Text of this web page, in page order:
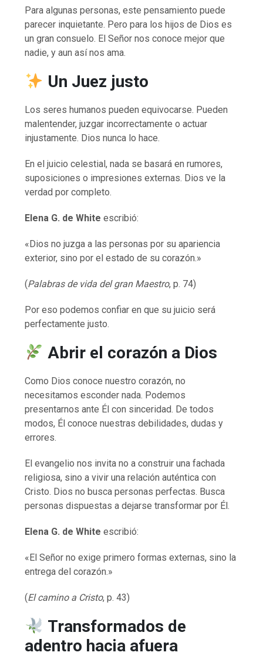
Para algunas personas, este pensamiento puede
parecer inquietante. Pero para los hijos de Dios es
un gran consuelo. El Señor nos conoce mejor que
nadie, y aun así nos ama.
Un Juez justo
Los seres humanos pueden equivocarse. Pueden
malentender, juzgar incorrectamente o actuar
injustamente. Dios nunca lo hace.
En el juicio celestial, nada se basará en rumores,
suposiciones o impresiones externas. Dios ve la
verdad por completo.
Elena G. de White escribió:
«Dios no juzga a las personas por su apariencia
exterior, sino por el estado de su corazón.»
(Palabras de vida del gran Maestro, p. 74)
Por eso podemos confiar en que su juicio será
perfectamente justo.
Abrir el corazón a Dios
Como Dios conoce nuestro corazón, no
necesitamos esconder nada. Podemos
presentarnos ante Él con sinceridad. De todos
modos, Él conoce nuestras debilidades, dudas y
errores.
El evangelio nos invita no a construir una fachada
religiosa, sino a vivir una relación auténtica con
Cristo. Dios no busca personas perfectas. Busca
personas dispuestas a dejarse transformar por Él.
Elena G. de White escribió:
«El Señor no exige primero formas externas, sino la
entrega del corazón.»
(El camino a Cristo, p. 43)
Transformados de
adentro hacia afuera